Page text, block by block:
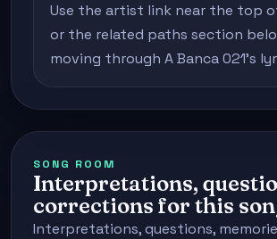
Use the artist link near the top
or the related paths section
moving through A Banca 021's
SONG ROOM
Interpretations,
corrections for this
Interpretations, questions,